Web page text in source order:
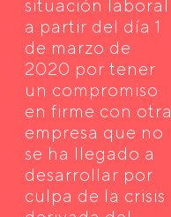
situación laboral
a partir del día 1
de marzo de
2020 por tener
un compromiso
en firme con otra
empresa que no
se ha llegado a
desarrollar por
culpa de la crisis